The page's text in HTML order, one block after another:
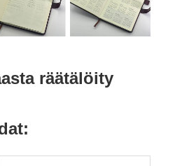
räätälöity